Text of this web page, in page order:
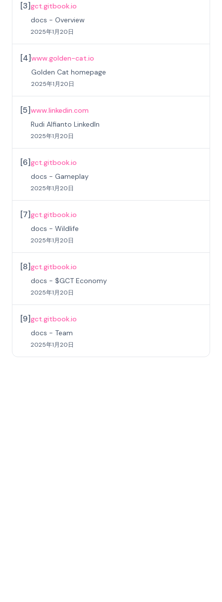
[3]gct.gitbook.io
docs - Overview
2025年1月20日
[4]www.golden-cat.io
Golden Cat homepage
2025年1月20日
[5]www.linkedin.com
Rudi Alfianto LinkedIn
2025年1月20日
[6]gct.gitbook.io
docs - Gameplay
2025年1月20日
[7]gct.gitbook.io
docs - Wildlife
2025年1月20日
[8]gct.gitbook.io
docs - $GCT Economy
2025年1月20日
[9]gct.gitbook.io
docs - Team
2025年1月20日